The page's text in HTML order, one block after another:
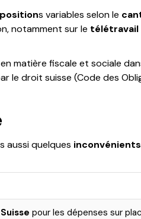
s variables selon le
notamment sur le télétravail
en matière fiscale et sociale
le droit suisse (Code des
aussi quelques inconvénients
Suisse pour les dépenses sur